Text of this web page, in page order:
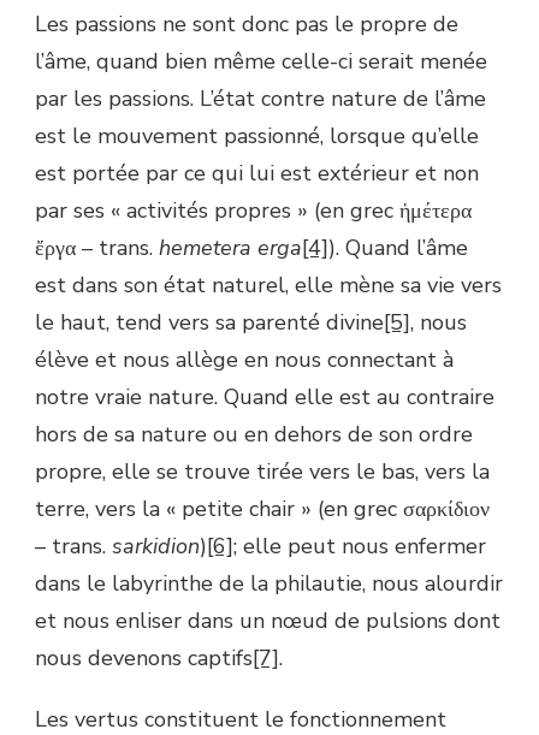
Les passions ne sont donc pas le propre de
l’âme, quand bien même celle-ci serait menée
par les passions. L’état contre nature de l’âme
est le mouvement passionné, lorsque qu’elle
est portée par ce qui lui est extérieur et non
par ses « activités propres » (en grec ἡμέτερα
ἔργα – trans. hemetera erga[4]). Quand l’âme
est dans son état naturel, elle mène sa vie vers
le haut, tend vers sa parenté divine[5], nous
élève et nous allège en nous connectant à
notre vraie nature. Quand elle est au contraire
hors de sa nature ou en dehors de son ordre
propre, elle se trouve tirée vers le bas, vers la
terre, vers la « petite chair » (en grec σαρκίδιον
– trans. sarkidion)[6]; elle peut nous enfermer
dans le labyrinthe de la philautie, nous alourdir
et nous enliser dans un nœud de pulsions dont
nous devenons captifs[7].
Les vertus constituent le fonctionnement